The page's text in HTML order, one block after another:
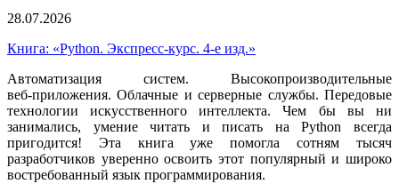
28.07.2026
Книга: «Python. Экспресс‑курс. 4-е изд.»
Автоматизация систем. Высокопроизводительные
веб‑приложения. Облачные и серверные службы. Передовые
технологии искусственного интеллекта. Чем бы вы ни
занимались, умение читать и писать на Python всегда
пригодится! Эта книга уже помогла сотням тысяч
разработчиков уверенно освоить этот популярный и широко
востребованный язык программирования.